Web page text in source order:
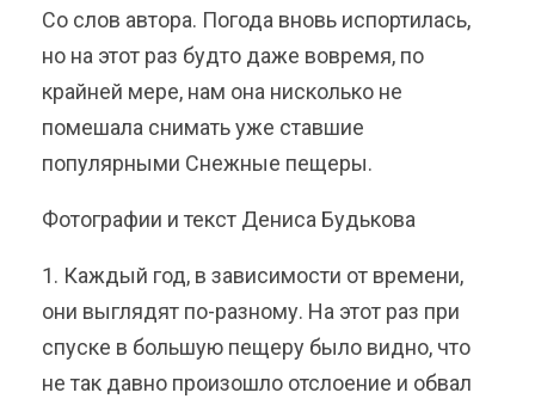
Со слов автора. Погода вновь испортилась,
но на этот раз будто даже вовремя, по
крайней мере, нам она нисколько не
помешала снимать уже ставшие
популярными Снежные пещеры.
Фотографии и текст Дениса Будькова
1. Каждый год, в зависимости от времени,
они выглядят по-разному. На этот раз при
спуске в большую пещеру было видно, что
не так давно произошло отслоение и обвал